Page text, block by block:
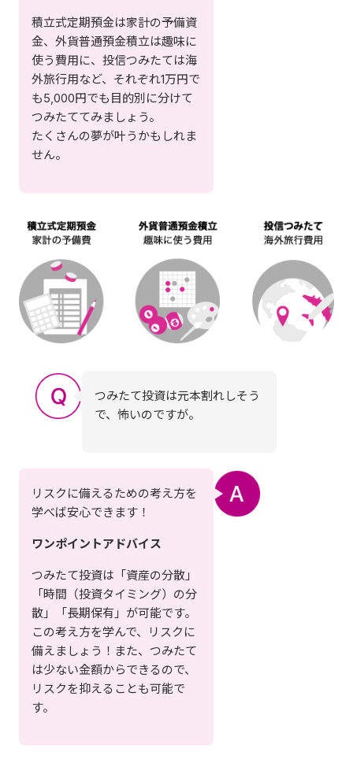
積立式定期預金は家計の予備資
金、外貨普通預金積立は趣味に
使う費用に、投信つみたては海
外旅行用など、それぞれ1万円で
も5,000円でも目的別に分けて
つみたててみましょう。
たくさんの夢が叶うかもしれま
せん。
つみたて投資は元本割れしそう
で、怖いのですが。
リスクに備えるための考え方を
学べば安心できます！
ワンポイントアドバイス
つみたて投資は「資産の分散」
「時間（投資タイミング）の分
散」「長期保有」が可能です。
この考え方を学んで、リスクに
備えましょう！また、つみたて
は少ない金額からできるので、
リスクを抑えることも可能で
す。